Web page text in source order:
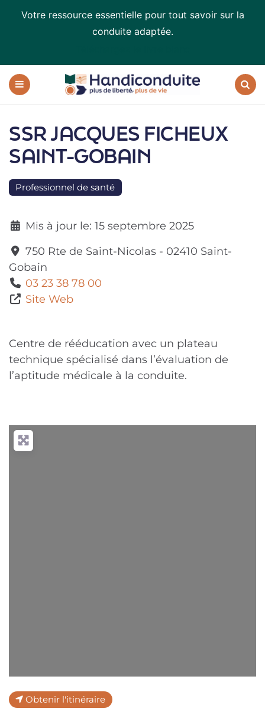
Votre ressource essentielle pour tout savoir sur la
conduite adaptée.
Handiconduite
conduite
adaptée
SSR JACQUES FICHEUX
SAINT-GOBAIN
Professionnel de santé
Mis à jour le: 15 septembre 2025
750 Rte de Saint-Nicolas- 02410 Saint-
Gobain
03 23 38 78 00
Site Web
Centre de rééducation avec un plateau
technique spécialisé dans l’évaluation de
l’aptitude médicale à la conduite.
Obtenir l'itinéraire